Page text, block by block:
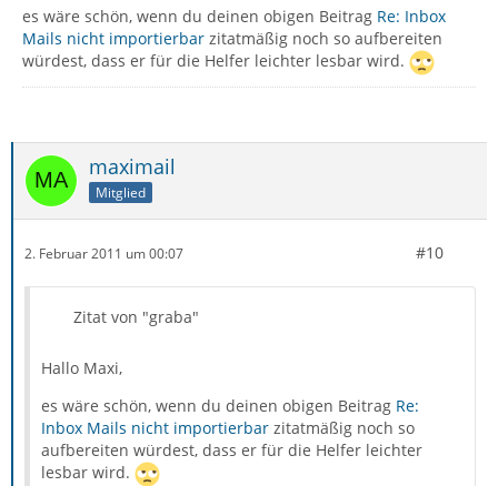
es wäre schön, wenn du deinen obigen Beitrag Re: Inbox
Mails nicht importierbar zitatmäßig noch so aufbereiten
würdest, dass er für die Helfer leichter lesbar wird.
maximail
Mitglied
2. Februar 2011 um 00:07 #10
Zitat von "graba"
Hallo Maxi,
es wäre schön, wenn du deinen obigen Beitrag Re:
Inbox Mails nicht importierbar zitatmäßig noch so
aufbereiten würdest, dass er für die Helfer leichter
lesbar wird.